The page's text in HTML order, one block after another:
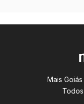
Mais